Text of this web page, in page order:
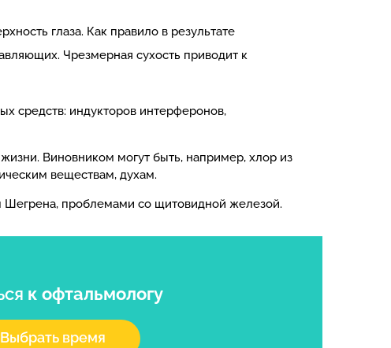
глаза. Как правило в результате
Чрезмерная сухость приводит к
средств: индукторов интерферонов,
Виновником могут быть, например, хлор из
веществам, духам.
Шегрена, проблемами со щитовидной железой.
к офтальмологу
Выбрать время